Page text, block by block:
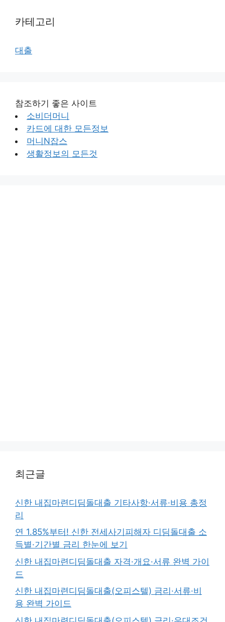
카테고리
대출
참조하기 좋은 사이트
소비더머니
카드에 대한 모든정보
머니N잡스
생활정보의 모든것
최근글
신한 내집마련디딤돌대출 기타사항·서류·비용 총정
리
연 1.85%부터! 신한 전세사기피해자 디딤돌대출 소
득별·기간별 금리 한눈에 보기
신한 내집마련디딤돌대출 자격·개요·서류 완벽 가이
드
신한 내집마련디딤돌대출(오피스텔) 금리·서류·비
용 완벽 가이드